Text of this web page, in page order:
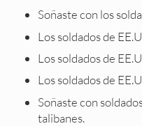
Soñaste con los
Los soldados de
Los soldados de
Los soldados de
Soñaste con
talibanes.